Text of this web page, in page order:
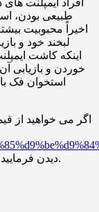
افراد ایمپلنت
طبیعی بودن،
اخیراً محبوبیت
لبخند خود و
اینکه کاشت
خوردن و بازیابی
استخوان فک
) دیدن فرمایید.